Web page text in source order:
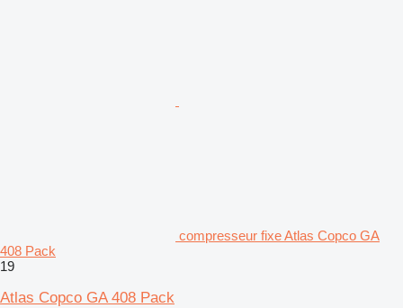
compresseur fixe Atlas Copco GA
408 Pack
19
Atlas Copco GA 408 Pack